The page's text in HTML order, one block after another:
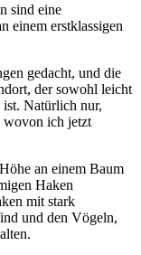
sind eine
einem erstklassigen
gedacht, und die
der sowohl leicht
Natürlich nur,
wovon ich jetzt
an einem Baum
Haken
mit stark
und den Vögeln,